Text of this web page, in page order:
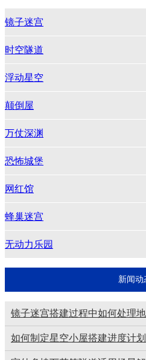
镜子迷宫
时空隧道
浮动星空
颠倒屋
万仗深渊
恐怖城堡
网红馆
蜂巢迷宫
无动力乐园
新闻动
镜子迷宫搭建过程中如何处理地面不
如何制定星空小屋搭建进度计